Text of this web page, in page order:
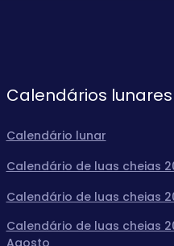
Calendários lunares
Calendário lunar
Calendário de luas cheias
Calendário de luas cheias
Calendário de luas cheias
Agosto